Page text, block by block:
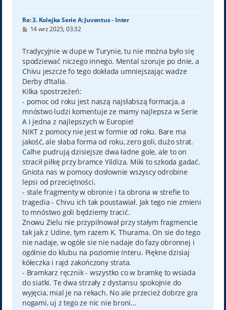
Re: 3. Kolejka Serie A: Juventus - Inter
P
t
14 wrz 2025, 03:32
Tradycyjnie w dupe w Turynie, tu nie można było się
spodziewać niczego innego. Mental szoruje po dnie, a
Chivu jeszcze fo tego dokłada umniejszając wadze
Derby d’Italia.
Kilka spostrzeżeń:
- pomoc od roku jest naszą najsłabszą formacja, a
mnóstwo ludzi komentuje ze mamy najlepsza w Serie
A i jedna z najlepszych w Europie!
NIKT z pomocy nie jest w formie od roku. Bare ma
jakość, ale słaba forma od roku, zero goli, dużo strat.
Calhe pudrują dzisiejsze dwa ładne gole, ale to on
stracił piłkę przy bramce Yildiza. Miki to szkoda gadać.
Gniota nas w pomocy dosłownie wszyscy odrobine
lepsi od przeciętności.
- stale fragmenty w obronie i ta obrona w strefie to
tragedia - Chivu ich tak poustawiał. Jak tego nie zmieni
to mnóstwo goli będziemy tracić.
Znowu Zielu nie przypilnował przy stałym fragmencie
tak jak z Udine, tym razem K. Thurama. On sie do tego
nie nadaje, w ogóle sie nie nadaje do fazy obronnej i
ogólnie do klubu na poziomie Interu. Piękne dzisiaj
kółeczka i rajd zakończony strata.
- Bramkarz ręcznik - wszystko co w bramkę to wsiada
do siatki. Te dwa strzały z dystansu spokojnie do
wyjęcia, mial je na rekach. No ale przecież dobrze gra
nogami, uj z tego ze nic nie broni…